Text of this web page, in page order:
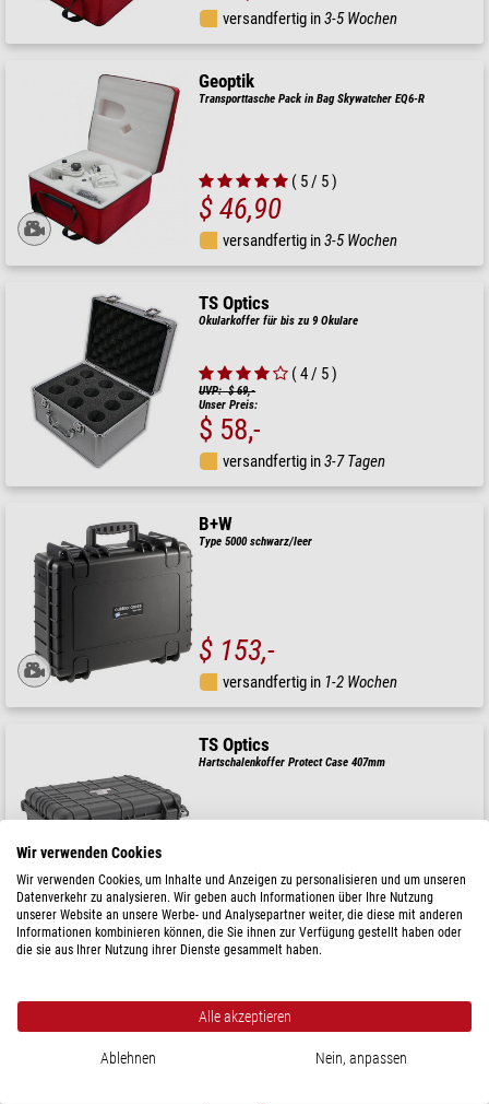
versandfertig in3-5 Wochen
Geoptik
Transporttasche Pack in Bag Skywatcher EQ6-R
( 5 / 5 )
$ 46,90
versandfertig in3-5 Wochen
TS Optics
Okularkoffer für bis zu 9 Okulare
( 4 / 5 )
UVP: $ 69,-
Unser Preis:
$ 58,-
versandfertig in3-7 Tagen
B+W
Type 5000 schwarz/leer
$ 153,-
versandfertig in 1-2 Wochen
TS Optics
Hartschalenkoffer Protect Case 407mm
$ 64,-
versandfertig in3-7 Tagen
Wir verwenden Cookies
Wir verwenden Cookies, um Inhalte und Anzeigen zu personalisieren und um unseren
Datenverkehr zu analysieren. Wir geben auch Informationen über Ihre Nutzung
unserer Website an unsere Werbe- und Analysepartner weiter, die diese mit anderen
Informationen kombinieren können, die Sie ihnen zur Verfügung gestellt haben oder
die sie aus Ihrer Nutzung ihrer Dienste gesammelt haben.
Alle akzeptieren
Ablehnen Nein, anpassen